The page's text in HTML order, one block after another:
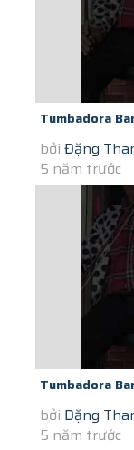
Tumbadora
Lockdown day
bởi Đặng
5 năm trước
Tumbadora
Lockdownday
bởi Đặng
5 năm trước